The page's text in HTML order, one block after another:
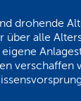
drohende
über alle
verschaffen